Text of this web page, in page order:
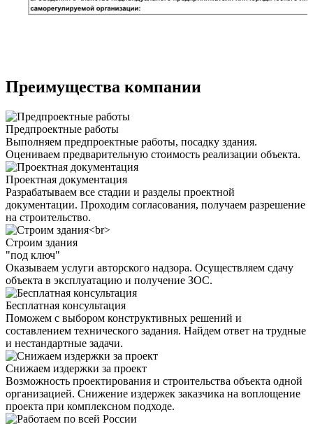
Преимущества компании
Предпроектные работы
Выполняем предпроектные работы, посадку здания.
Оцениваем предварительную стоимость реализации объекта.
Проектная документация
Разрабатываем все стадии и разделы проектной
документации. Проходим согласования, получаем разрешение
на строительство.
Строим здания
"под ключ"
Оказываем услуги авторского надзора. Осуществляем сдачу
объекта в эксплуатацию и получение ЗОС.
Бесплатная консультация
Поможем с выбором конструктивных решений и
составлением технического задания. Найдем ответ на трудные
и нестандартные задачи.
Снижаем издержки за проект
Возможность проектирования и строительства объекта одной
организацией. Снижение издержек заказчика на воплощение
проекта при комплексном подходе.